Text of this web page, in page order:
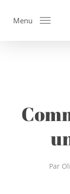
Menu
Par